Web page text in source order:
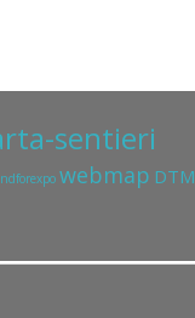
sentieri
webmap DTM